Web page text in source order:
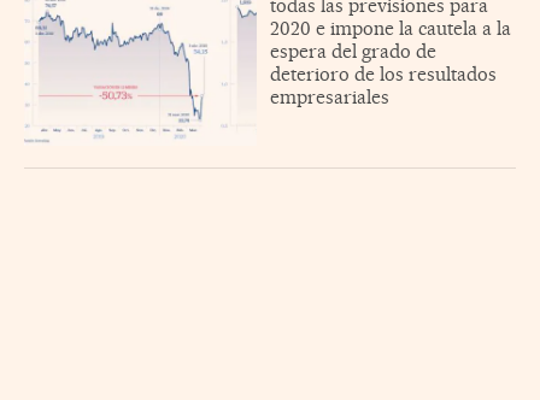
todas las previsiones para
2020 e impone la cautela a la
espera del grado de
deterioro de los resultados
empresariales